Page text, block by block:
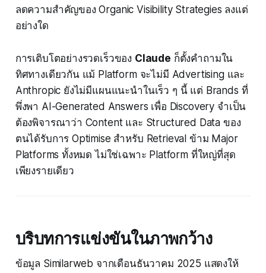
ลดความสำคัญของ Organic Visibility Strategies ลงแต่
อย่างใด
การเติบโตอย่างรวดเร็วของ Claude ก็ตั้งคำถามใน
ทิศทางเดียวกัน แม้ Platform จะไม่มี Advertising และ
Anthropic ยังไม่มีแผนแนะนำในเร็ว ๆ นี้ แต่ Brands ที่
พึ่งพา AI-Generated Answers เพื่อ Discovery จำเป็น
ต้องพิจารณาว่า Content และ Structured Data ของ
ตนได้รับการ Optimise สำหรับ Retrieval ข้าม Major
Platforms ทั้งหมด ไม่ใช่เฉพาะ Platform ที่ใหญ่ที่สุด
เพียงรายเดียว
บริบทการแข่งขันในภาพกว้าง
ข้อมูล Similarweb จากเดือนธันวาคม 2025 แสดงให้